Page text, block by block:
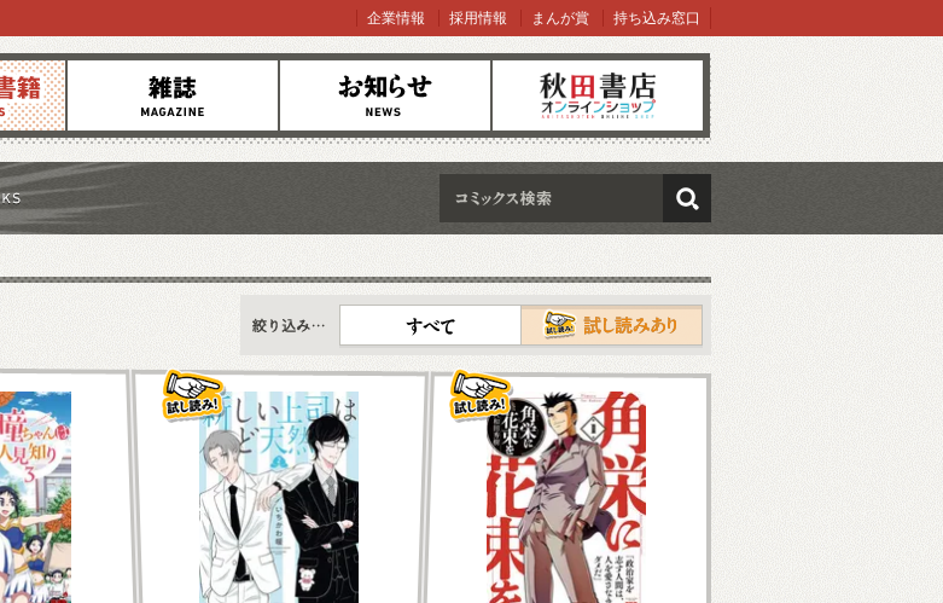
雑誌 お知らせ オンラインショップ
企業情報 採用情報 まんが賞 持ち込み窓口
検索
すべて